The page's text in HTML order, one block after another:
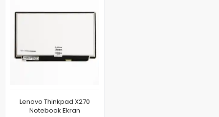
Lenovo Thinkpad X270
Notebook Ekran